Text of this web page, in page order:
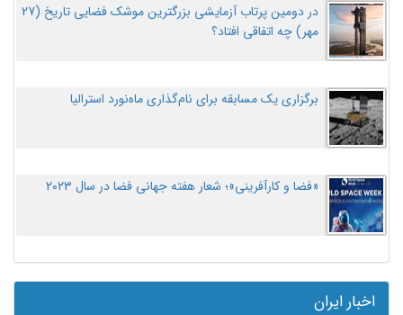
در دومین پرتاب آزمایشی بزرگترین موشک فضایی تاریخ (27
مهر‌) چه اتفاقی افتاد؟
برگزاری یک مسابقه برای نام‌گذاری ماه‌نورد استرالیا
«فضا و کارآفرینی»؛ شعار هفته جهانی فضا در سال ۲۰۲۳
اخبار ایران